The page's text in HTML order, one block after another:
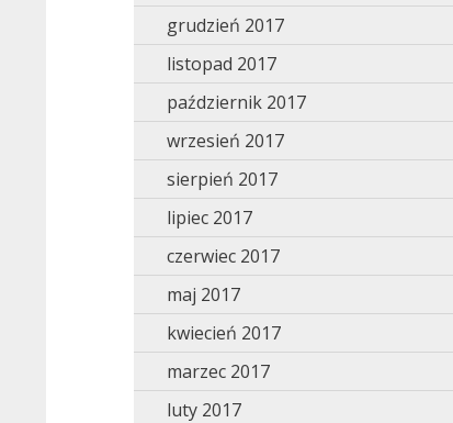
grudzień 2017
listopad 2017
październik 2017
wrzesień 2017
sierpień 2017
lipiec 2017
czerwiec 2017
maj 2017
kwiecień 2017
marzec 2017
luty 2017